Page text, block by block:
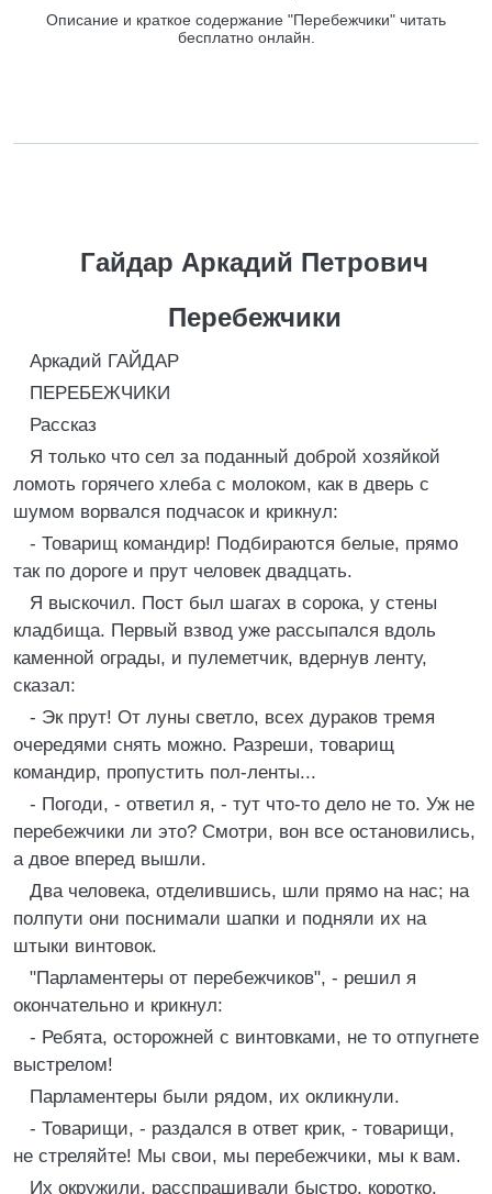
Описание и краткое содержание "Перебежчики" читать
бесплатно онлайн.
Гайдар Аркадий Петрович
Перебежчики
Аркадий ГАЙДАР
ПЕРЕБЕЖЧИКИ
Рассказ
Я только что сел за поданный доброй хозяйкой
ломоть горячего хлеба с молоком, как в дверь с
шумом ворвался подчасок и крикнул:
- Товарищ командир! Подбираются белые, прямо
так по дороге и прут человек двадцать.
Я выскочил. Пост был шагах в сорока, у стены
кладбища. Первый взвод уже рассыпался вдоль
каменной ограды, и пулеметчик, вдернув ленту,
сказал:
- Эк прут! От луны светло, всех дураков тремя
очередями снять можно. Разреши, товарищ
командир, пропустить пол-ленты...
- Погоди, - ответил я, - тут что-то дело не то. Уж не
перебежчики ли это? Смотри, вон все остановились,
а двое вперед вышли.
Два человека, отделившись, шли прямо на нас; на
полпути они поснимали шапки и подняли их на
штыки винтовок.
"Парламентеры от перебежчиков", - решил я
окончательно и крикнул:
- Ребята, осторожней с винтовками, не то отпугнете
выстрелом!
Парламентеры были рядом, их окликнули.
- Товарищи, - раздался в ответ крик, - товарищи,
не стреляйте! Мы свои, мы перебежчики, мы к вам.
Их окружили, расспрашивали быстро, коротко.